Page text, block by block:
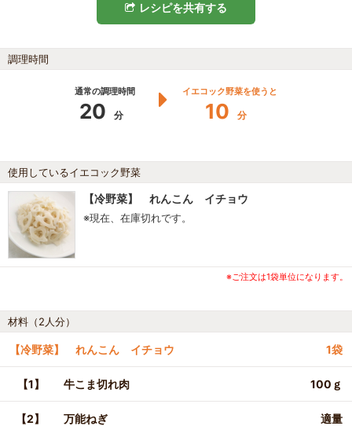
レシピを共有する
調理時間
通常の調理時間
20 分
イエコック野菜を使うと
10 分
使用しているイエコック野菜
【冷野菜】 れんこん イチョウ
※現在、在庫切れです。
※ご注文は1袋単位になります。
材料（2人分）
【冷野菜】 れんこん イチョウ 1袋
【1】 牛こま切れ肉 100ｇ
【2】 万能ねぎ 適量